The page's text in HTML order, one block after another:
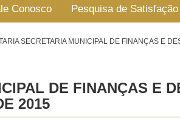
Conosco Pesquisa de Satisfação
SECRETARIA MUNICIPAL DE FINANÇAS E
DE FINANÇAS E
2015